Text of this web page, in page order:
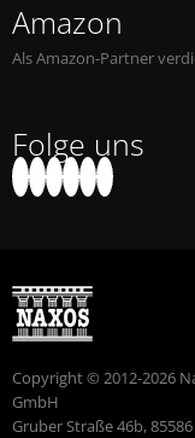
Amazon
Als Amazon-Partner
Folge uns
Copyright © 2012-2026
GmbH
Gruber Straße 46b,